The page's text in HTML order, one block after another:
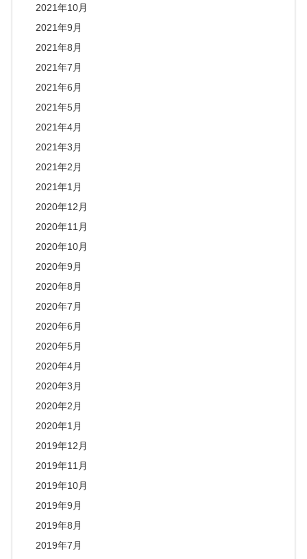
2021年10月
2021年9月
2021年8月
2021年7月
2021年6月
2021年5月
2021年4月
2021年3月
2021年2月
2021年1月
2020年12月
2020年11月
2020年10月
2020年9月
2020年8月
2020年7月
2020年6月
2020年5月
2020年4月
2020年3月
2020年2月
2020年1月
2019年12月
2019年11月
2019年10月
2019年9月
2019年8月
2019年7月